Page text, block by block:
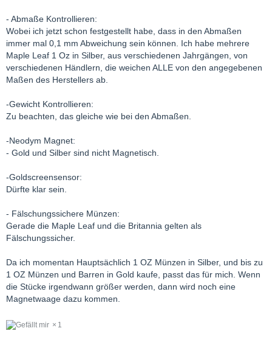
- Abmaße Kontrollieren:
Wobei ich jetzt schon festgestellt habe, dass in den Abmaßen
immer mal 0,1 mm Abweichung sein können. Ich habe mehrere
Maple Leaf 1 Oz in Silber, aus verschiedenen Jahrgängen, von
verschiedenen Händlern, die weichen ALLE von den angegebenen
Maßen des Herstellers ab.
-Gewicht Kontrollieren:
Zu beachten, das gleiche wie bei den Abmaßen.
-Neodym Magnet:
- Gold und Silber sind nicht Magnetisch.
-Goldscreensensor:
Dürfte klar sein.
- Fälschungssichere Münzen:
Gerade die Maple Leaf und die Britannia gelten als
Fälschungssicher.
Da ich momentan Hauptsächlich 1 OZ Münzen in Silber, und bis zu
1 OZ Münzen und Barren in Gold kaufe, passt das für mich. Wenn
die Stücke irgendwann größer werden, dann wird noch eine
Magnetwaage dazu kommen.
1